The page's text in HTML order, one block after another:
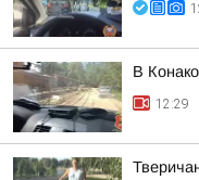
В
12:29